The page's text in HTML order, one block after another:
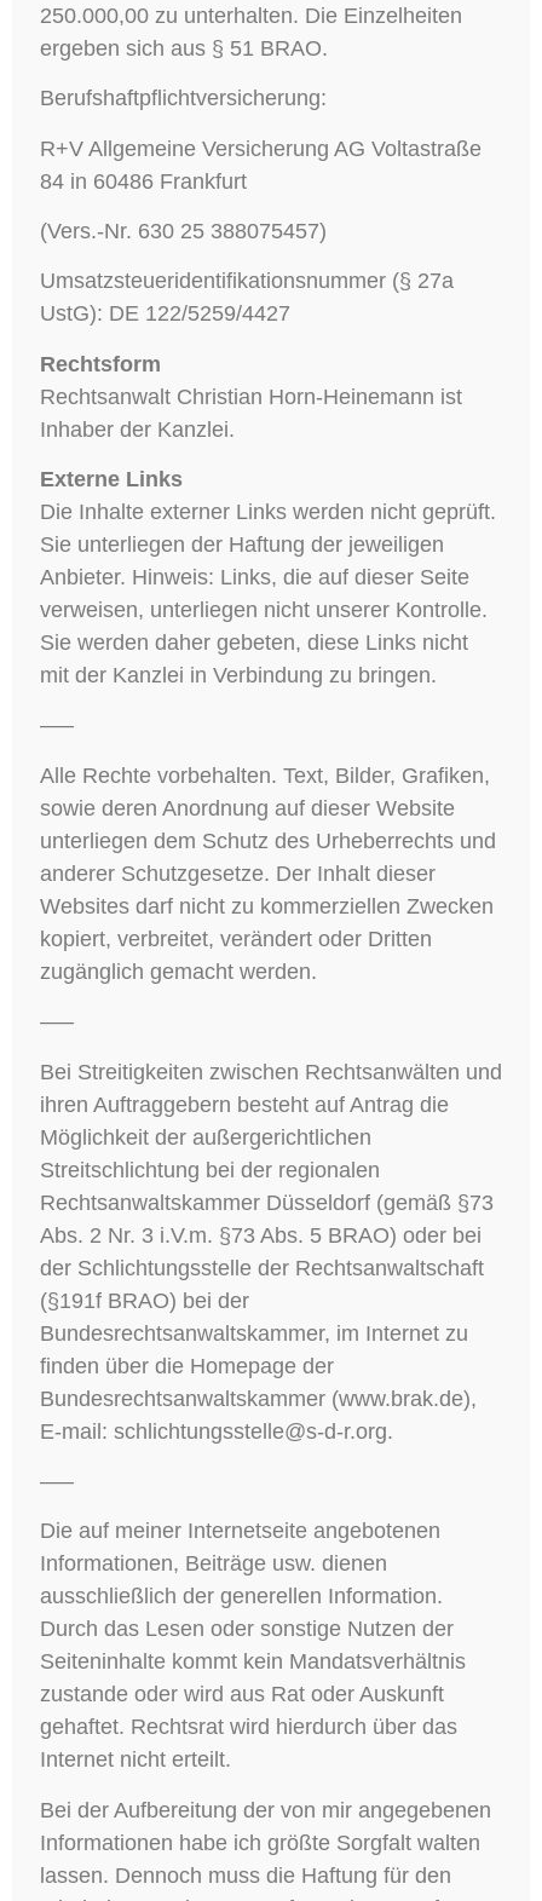
250.000,00 zu unterhalten. Die Einzelheiten
ergeben sich aus § 51 BRAO.
Berufshaftpflichtversicherung:
R+V Allgemeine Versicherung AG Voltastraße
84 in 60486 Frankfurt
(Vers.-Nr. 630 25 388075457)
Umsatzsteueridentifikationsnummer (§ 27a
UstG): DE 122/5259/4427
Rechtsform
Rechtsanwalt Christian Horn-Heinemann ist
Inhaber der Kanzlei.
Externe Links
Die Inhalte externer Links werden nicht geprüft.
Sie unterliegen der Haftung der jeweiligen
Anbieter. Hinweis: Links, die auf dieser Seite
verweisen, unterliegen nicht unserer Kontrolle.
Sie werden daher gebeten, diese Links nicht
mit der Kanzlei in Verbindung zu bringen.
—–
Alle Rechte vorbehalten. Text, Bilder, Grafiken,
sowie deren Anordnung auf dieser Website
unterliegen dem Schutz des Urheberrechts und
anderer Schutzgesetze. Der Inhalt dieser
Websites darf nicht zu kommerziellen Zwecken
kopiert, verbreitet, verändert oder Dritten
zugänglich gemacht werden.
—–
Bei Streitigkeiten zwischen Rechtsanwälten und
ihren Auftraggebern besteht auf Antrag die
Möglichkeit der außergerichtlichen
Streitschlichtung bei der regionalen
Rechtsanwaltskammer Düsseldorf (gemäß §73
Abs. 2 Nr. 3 i.V.m. §73 Abs. 5 BRAO) oder bei
der Schlichtungsstelle der Rechtsanwaltschaft
(§191f BRAO) bei der
Bundesrechtsanwaltskammer, im Internet zu
finden über die Homepage der
Bundesrechtsanwaltskammer (www.brak.de),
E-mail: schlichtungsstelle@s-d-r.org.
—–
Die auf meiner Internetseite angebotenen
Informationen, Beiträge usw. dienen
ausschließlich der generellen Information.
Durch das Lesen oder sonstige Nutzen der
Seiteninhalte kommt kein Mandatsverhältnis
zustande oder wird aus Rat oder Auskunft
gehaftet. Rechtsrat wird hierdurch über das
Internet nicht erteilt.
Bei der Aufbereitung der von mir angegebenen
Informationen habe ich größte Sorgfalt walten
lassen. Dennoch muss die Haftung für den